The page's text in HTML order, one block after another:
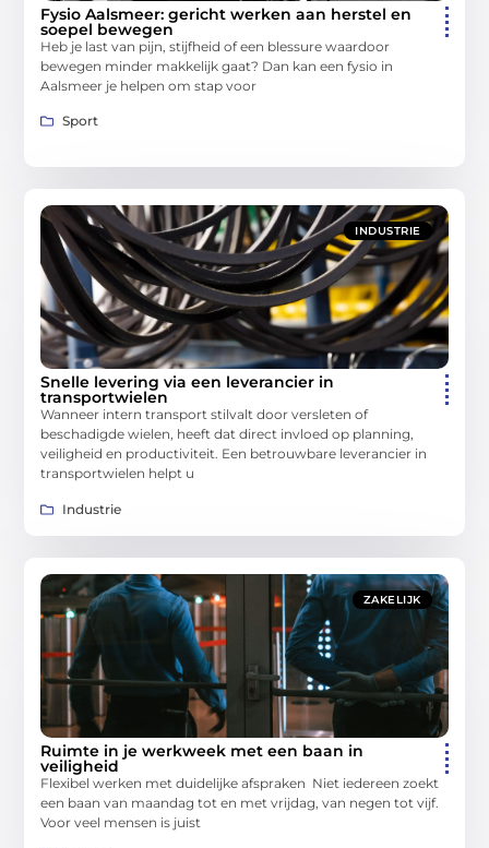
Fysio Aalsmeer: gericht werken aan herstel en
soepel bewegen
Heb je last van pijn, stijfheid of een blessure waardoor
bewegen minder makkelijk gaat? Dan kan een fysio in
Aalsmeer je helpen om stap voor
Sport
INDUSTRIE
Snelle levering via een leverancier in
transportwielen
Wanneer intern transport stilvalt door versleten of
beschadigde wielen, heeft dat direct invloed op planning,
veiligheid en productiviteit. Een betrouwbare leverancier in
transportwielen helpt u
Industrie
ZAKELIJK
Ruimte in je werkweek met een baan in
veiligheid
Flexibel werken met duidelijke afspraken Niet iedereen zoekt
een baan van maandag tot en met vrijdag, van negen tot vijf.
Voor veel mensen is juist